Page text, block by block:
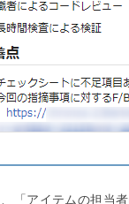
「アイテムの担当